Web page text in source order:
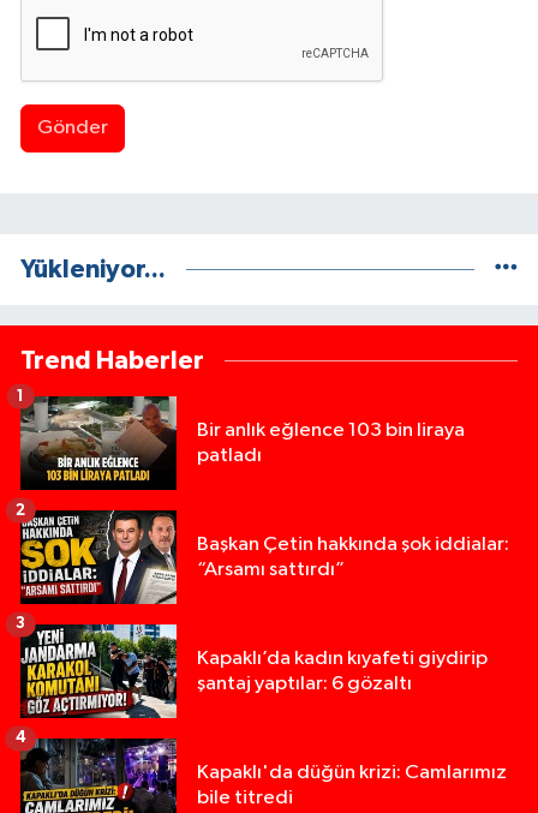
Gönder
Yükleniyor...
Trend Haberler
Bir anlık eğlence 103 bin liraya
patladı
1
Başkan Çetin hakkında şok iddialar:
“Arsamı sattırdı”
2
Kapaklı’da kadın kıyafeti giydirip
şantaj yaptılar: 6 gözaltı
3
Kapaklı'da düğün krizi: Camlarımız
bile titredi
4